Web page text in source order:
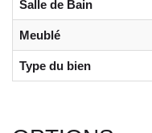
Salle de Bain
Meublé
Type du bien